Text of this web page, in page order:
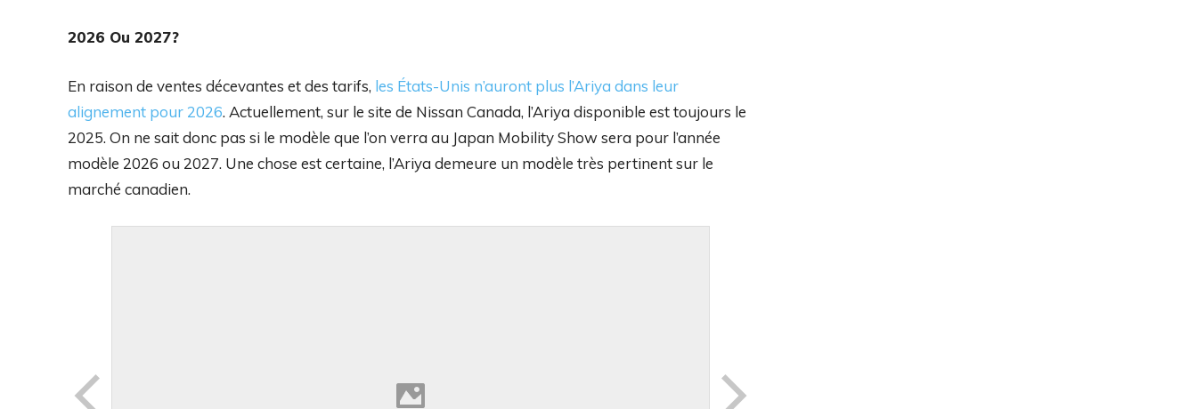
2026 Ou 2027?
En raison de ventes décevantes et des tarifs, les États-Unis n’auront plus l’Ariya dans leur
alignement pour 2026. Actuellement, sur le site de Nissan Canada, l’Ariya disponible est toujours le
2025. On ne sait donc pas si le modèle que l’on verra au Japan Mobility Show sera pour l’année
modèle 2026 ou 2027. Une chose est certaine, l’Ariya demeure un modèle très pertinent sur le
marché canadien.